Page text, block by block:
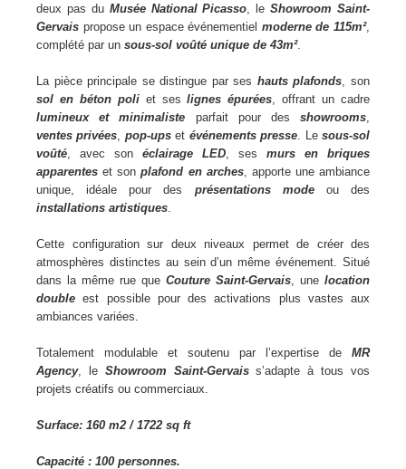
deux pas du Musée National Picasso , leShowroom Saint-
Gervais propose un espace événementiel moderne de 115m²,
complété par un sous-sol voûté unique de 43m².
La pièce principale se distingue par ses hauts plafonds , son
sol en béton poliet seslignes épurées , offrant un cadre
lumineux et minimaliste parfait pour desshowrooms
ventes privées pop-upset événements presse . Lesous-sol
voûté , avec son éclairage LED , ses murs en briques
apparentes et sonplafond en arches, apporte une ambiance
unique, idéale pour des présentations modeou des
installations artistiques
Cette configuration sur deux niveaux permet de créer des
atmosphères distinctes au sein d’un même événement. Situé
dans la même rue que Couture Saint-Gervais , une location
double est possible pour des activations plus vastes aux
ambiances variées.
Totalement modulable et soutenu par l’expertise de MR
Agency, le Showroom Saint-Gervaiss’adapte à tous vos
projets créatifs ou commerciaux.
Surface: 160 m2 / 1722 sq ft
Capacité : 100 personnes.